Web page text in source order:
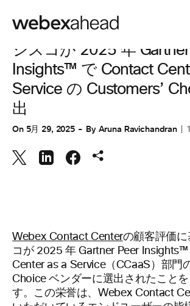
カスタマー エクスペリエンス
シスコが 2025 年
Insights™ で Contact
Service の Customers’
出
On 5月 29, 2025 By Aruna Ravichandran
Webex Contact Centerの顧客評価
コが 2025 年 Gartner Peer
Center as a Service（CCaaS）部門
Choice ベンダーに選出されたことを
す。この栄誉は、Webex Contact